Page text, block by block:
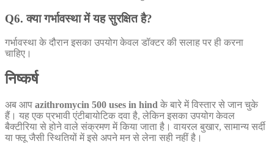
Q6. क्या गर्भावस्था में यह सुरक्षित है?
गर्भावस्था के दौरान इसका उपयोग केवल डॉक्टर की सलाह पर ही करना
चाहिए।
निष्कर्ष
अब आप azithromycin 500 uses in hind के बारे में विस्तार से जान चुके
हैं। यह एक प्रभावी एंटीबायोटिक दवा है, लेकिन इसका उपयोग केवल
बैक्टीरिया से होने वाले संक्रमण में किया जाता है। वायरल बुखार, सामान्य सर्दी
या फ्लू जैसी स्थितियों में इसे अपने मन से लेना सही नहीं है।